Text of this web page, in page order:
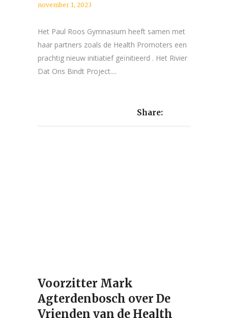
november 1, 2023
Het Paul Roos Gymnasium heeft samen met
haar partners zoals de Health Promoters een
prachtig nieuw initiatief geïnitieerd . Het Rivier
Dat Ons Bindt Project....
Share:
Voorzitter Mark
Agterdenbosch over De
Vrienden van de Health